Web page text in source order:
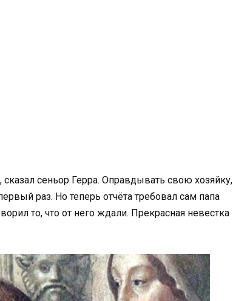
сеньор Герра. Оправдывать свою хозяйку,
раз. Но теперь отчёта требовал сам папа
то, что от него ждали. Прекрасная невестка